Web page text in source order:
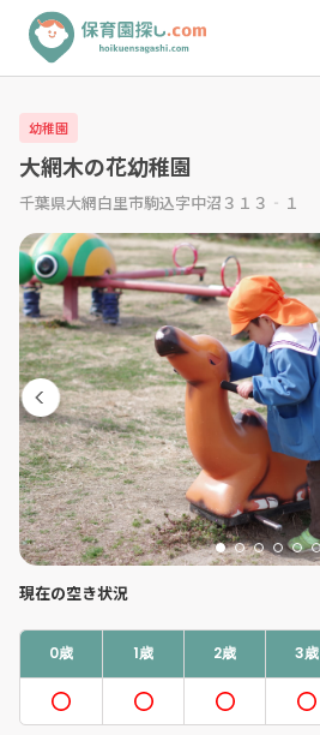
幼稚園
大網木の花幼稚園
千葉県大網白里市駒込字中沼３１３‐１
現在の空き状況
0歳 1歳 2歳 3歳